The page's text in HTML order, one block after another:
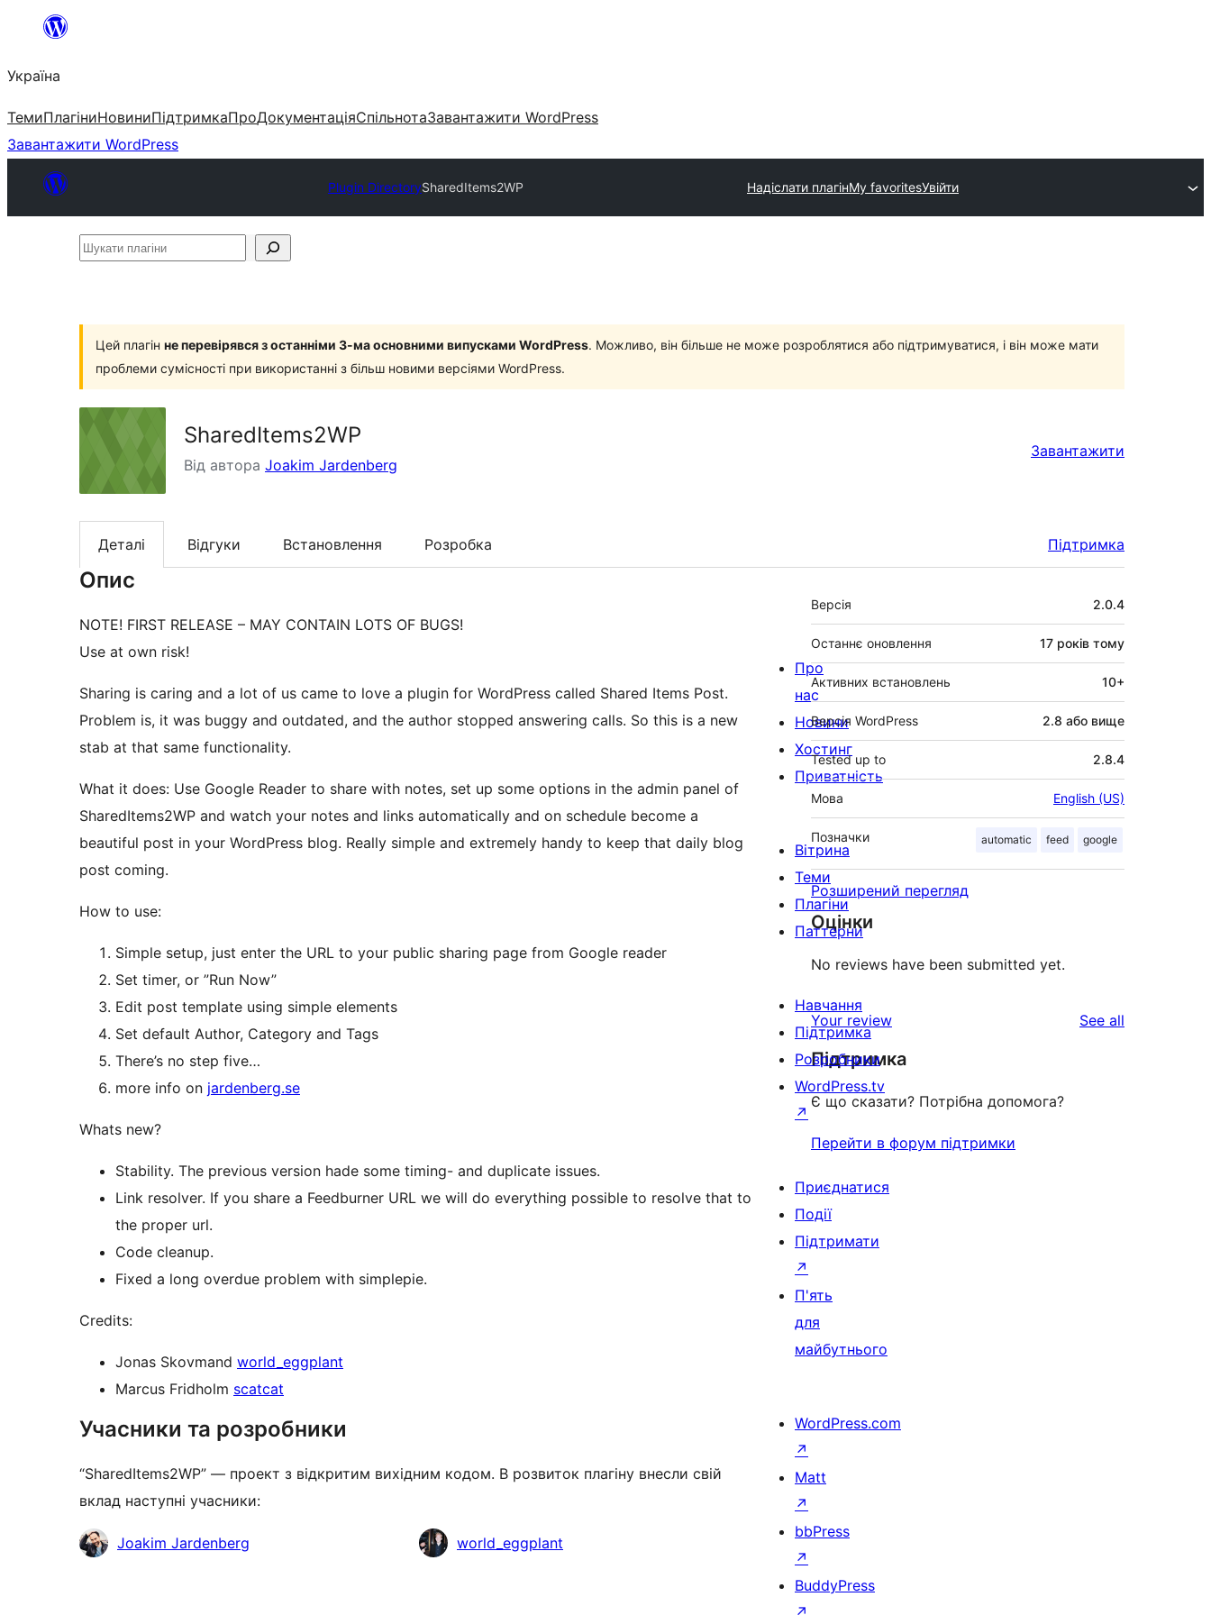
Перейти
вмісту
Україна
ТемиПлагіниНовиниПідтримкаПроДокументаціяСпільнотаЗавантажити WordPress
Завантажити WordPress
Plugin DirectorySharedItems2WP Надіслати плагінMy favoritesУвійти
Шукати
Цей плагін не перевірявся з останніми 3-ма основними випусками WordPress. Можливо, він більше не може розроблятися або підтримуватися, і він може мати
проблеми сумісності при використанні з більш новими версіями WordPress.
SharedItems2WP
Від автора Joakim Jardenberg
Завантажити
Деталі Відгуки Встановлення Розробка Підтримка
Опис
NOTE! FIRST RELEASE – MAY CONTAIN LOTS OF BUGS!
Use at own risk!
Sharing is caring and a lot of us came to love a plugin for WordPress called Shared Items Post.
Problem is, it was buggy and outdated, and the author stopped answering calls. So this is a new
stab at that same functionality.
What it does: Use Google Reader to share with notes, set up some options in the admin panel of
SharedItems2WP and watch your notes and links automatically and on schedule become a
beautiful post in your WordPress blog. Really simple and extremely handy to keep that daily blog
post coming.
How to use:
Simple setup, just enter the URL to your public sharing page from Google reader
Set timer, or ”Run Now”
Edit post template using simple elements
Set default Author, Category and Tags
There’s no step five…
more info on jardenberg.se
Whats new?
Stability. The previous version hade some timing- and duplicate issues.
Link resolver. If you share a Feedburner URL we will do everything possible to resolve that to
the proper url.
Code cleanup.
Fixed a long overdue problem with simplepie.
Credits:
Jonas Skovmand world_eggplant
Marcus Fridholm scatcat
Учасники та розробники
“SharedItems2WP” — проект з відкритим вихідним кодом. В розвиток плагіну внесли свій
вклад наступні учасники:
УчасникиJoakim Jardenberg world_eggplant
Мета
Версія 2.0.4
Останнє оновлення 17 років тому
Активних встановлень 10+
Версія WordPress 2.8 або вище
Tested up to 2.8.4
Мова English (US)
Позначки automatic feed google
Розширений перегляд
Оцінки
No reviews have been submitted yet.
Your review See all
Підтримка
Є що сказати? Потрібна допомога?
Перейти в форум підтримки
Про
нас
Новини
Хостинг
Приватність
Вітрина
Теми
Плагіни
Паттерни
Навчання
Підтримка
Розробники
WordPress.tv
↗
Приєднатися
Події
Підтримати
↗
П'ять
для
майбутнього
WordPress.com
↗
Matt
↗
bbPress
↗
BuddyPress